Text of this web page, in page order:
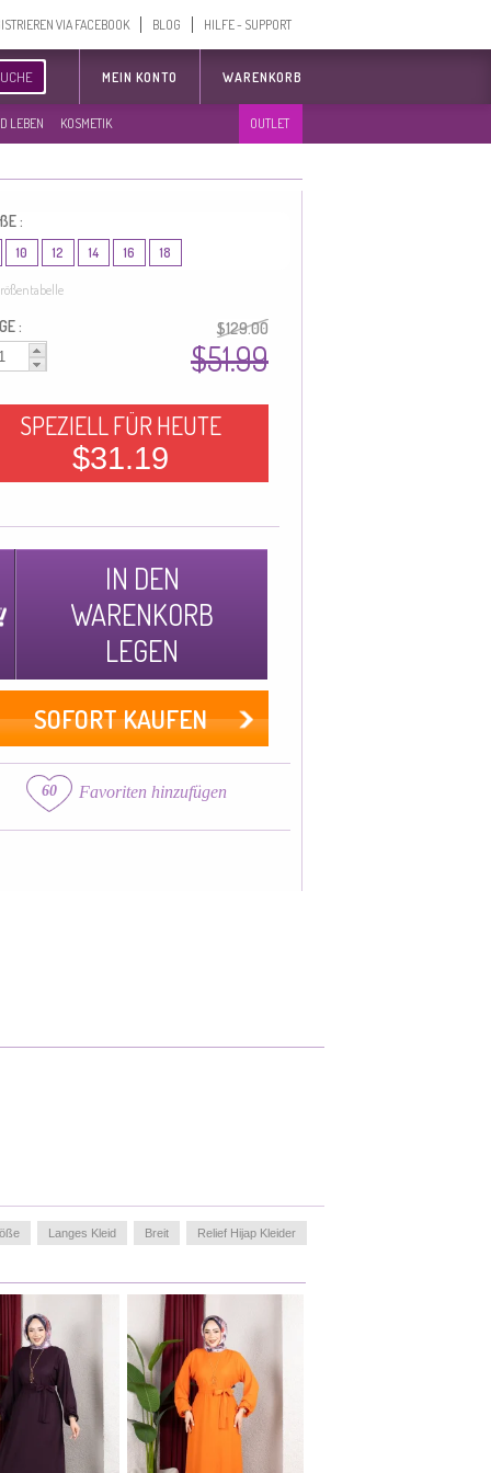
VIA FACEBOOK BLOG HILFE - SUPPORT
MEIN KONTO WARENKORB
LEBEN KOSMETIK OUTLET
:
10 12 14 16 18
: $129.00
$51.99
SPEZIELL FÜR HEUTE
$31.19
IN DEN
WARENKORB
LEGEN
SOFORT KAUFEN
60 Favoriten hinzufügen
Langes Kleid Breit Relief Hijap Kleider